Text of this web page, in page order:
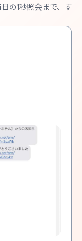
の1秒照会まで、す